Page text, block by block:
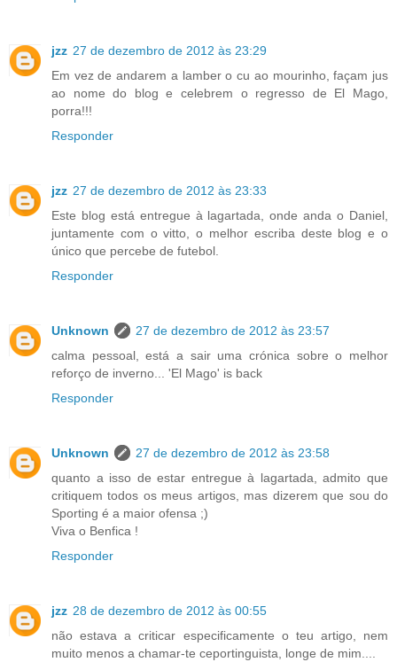
jzz 27 de dezembro de 2012 às 23:29
Em vez de andarem a lamber o cu ao mourinho, façam jus
ao nome do blog e celebrem o regresso de El Mago,
porra!!!
Responder
jzz 27 de dezembro de 2012 às 23:33
Este blog está entregue à lagartada, onde anda o Daniel,
juntamente com o vitto, o melhor escriba deste blog e o
único que percebe de futebol.
Responder
Unknown
27 de dezembro de 2012 às 23:57
calma pessoal, está a sair uma crónica sobre o melhor
reforço de inverno... 'El Mago' is back
Responder
Unknown
27 de dezembro de 2012 às 23:58
quanto a isso de estar entregue à lagartada, admito que
critiquem todos os meus artigos, mas dizerem que sou do
Sporting é a maior ofensa ;)
Viva o Benfica !
Responder
jzz 28 de dezembro de 2012 às 00:55
não estava a criticar especificamente o teu artigo, nem
muito menos a chamar-te ceportinguista, longe de mim....